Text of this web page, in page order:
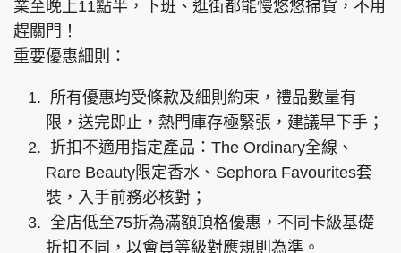
業至晚上11點半，下班、逛街都能慢悠悠掃貨，不用
趕關門！
重要優惠細則：
所有優惠均受條款及細則約束，禮品數量有
限，送完即止，熱門庫存極緊張，建議早下手；
折扣不適用指定產品：The Ordinary全線、
Rare Beauty限定香水、Sephora Favourites套
裝，入手前務必核對；
全店低至75折為滿額頂格優惠，不同卡級基礎
折扣不同，以會員等級對應規則為準。